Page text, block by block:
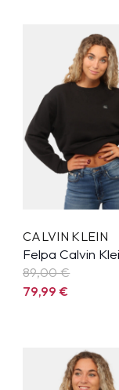
CALVIN KLEIN
Felpa Calvin
89,00 €
79,99€